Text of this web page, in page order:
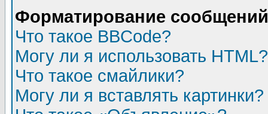
Форматирование
Что такое BBCode?
Могу ли я использовать HTML?
Что такое смайлики?
Могу ли я вставлять картинки?